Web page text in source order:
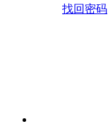
找回密码